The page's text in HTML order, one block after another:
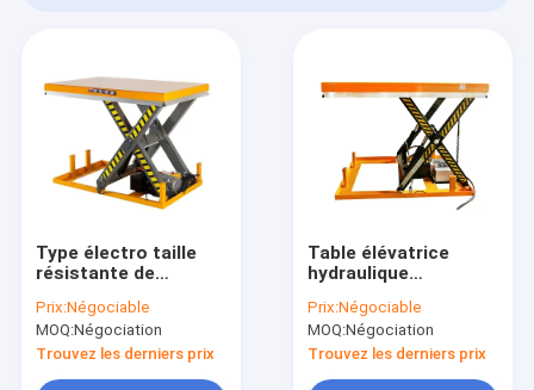
Type électro taille
résistante de
de travail
d'ascenseur
hydraulique 1m
Prix:Négociable
MOQ:Négociation
Trouvez les derniers prix
Table élévatrice
hydraulique
stationnaire de
ciseaux de Max
Lifting 1780mm
AC380v
Prix:Négociable
MOQ:Négociation
Trouvez les derniers prix